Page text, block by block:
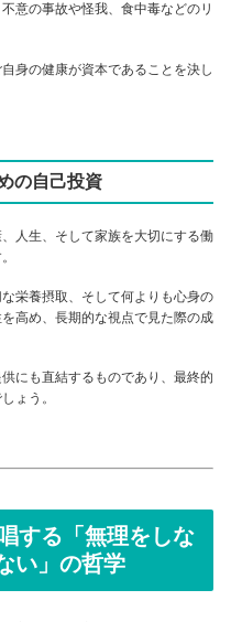
意の事故や怪我、食中毒などのリ
身の健康が資本であることを決し
の自己投資
人生、そして家族を大切にする働
栄養摂取、そして何よりも心身の
高め、長期的な視点で見た際の成
にも直結するものであり、最終的
ょう。
する「無理をしな
い」の哲学